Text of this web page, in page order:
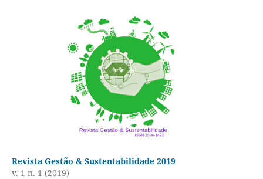
Revista Gestão & Sustentabilidade 2019
v. 1 n. 1 (2019)